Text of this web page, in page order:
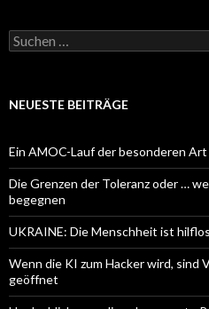
Suchen
nach:
NEUESTE BEITRÄGE
Ein AMOC-Lauf der besonderen Art
Die Grenzen der Toleranz oder …
begegnen
UKRAINE: Die Menschheit ist
Wenn die KI zum Hacker wird, sind
geöffnet